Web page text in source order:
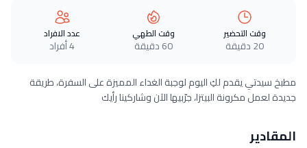
وقت التحضير
20 دقيقة
وقت الطهي
60 دقيقة
عدد الافراد
4 أفراد
مطبخ سيدتي يقدم لكِ اليوم لوجبة الغداء المميزة على السفرة، طريقة
جديدة لعمل مكرونة البيتزا، جرّبيها الآن وشاركينا رأيك
المقادير